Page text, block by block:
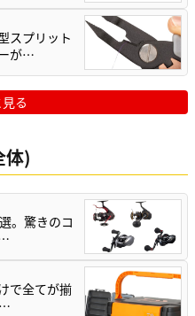
スプリット
が…
る
体)
。驚きのコ
で全てが揃
…